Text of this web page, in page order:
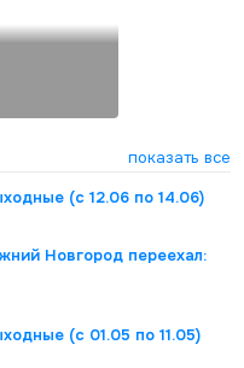
показать все
(с 12.06 по 14.06)
Новгород переехал:
(с 01.05 по 11.05)